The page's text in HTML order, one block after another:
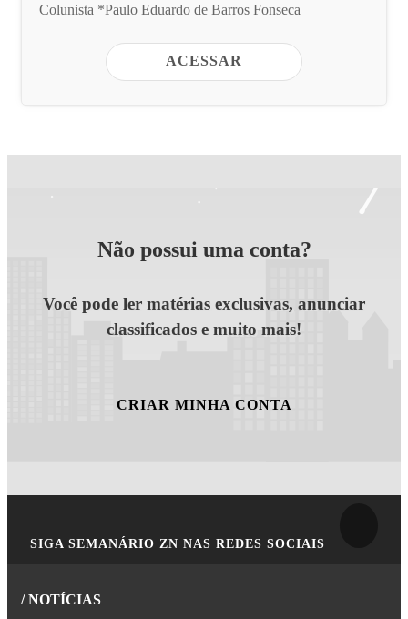
Colunista *Paulo Eduardo de Barros Fonseca
ACESSAR
Não possui uma conta?
Você pode ler matérias exclusivas, anunciar
classificados e muito mais!
CRIAR MINHA CONTA
SIGA SEMANÁRIO ZN NAS REDES SOCIAIS
/ NOTÍCIAS